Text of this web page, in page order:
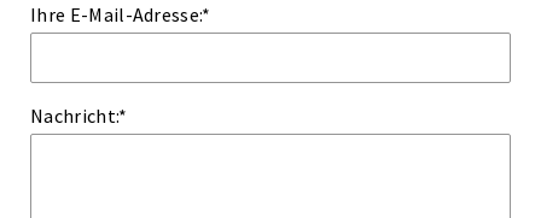
Ihre E-Mail-Adresse:*
Nachricht:*